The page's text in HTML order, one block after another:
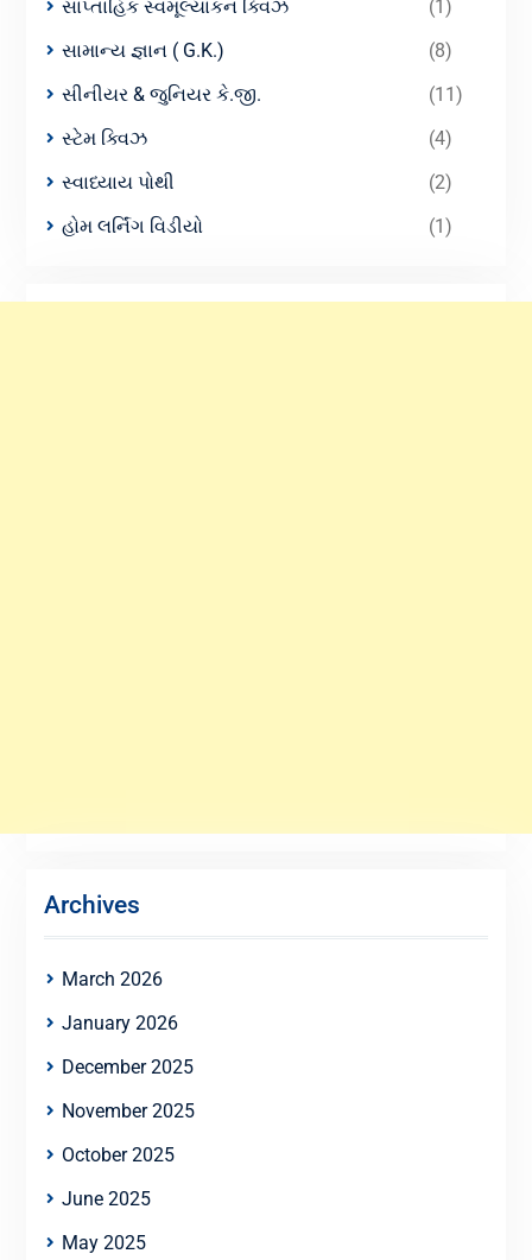
સાપ્તાહિક સ્વમૂલ્યાંકન ક્વિઝ
(1)
સામાન્ય જ્ઞાન ( G.K.)
(8)
સીનીયર & જુનિયર કે.જી.
(11)
સ્ટેમ ક્વિઝ
(4)
સ્વાધ્યાય પોથી
(2)
હોમ લર્નિંગ વિડીયો
(1)
Archives
March 2026
January 2026
December 2025
November 2025
October 2025
June 2025
May 2025